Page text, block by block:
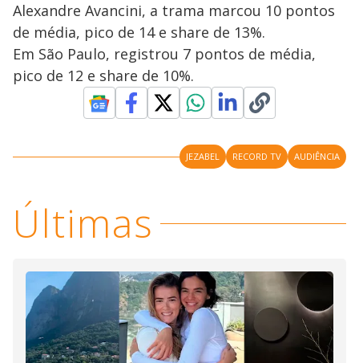
Alexandre Avancini, a trama marcou 10 pontos
de média, pico de 14 e share de 13%.
Em São Paulo, registrou 7 pontos de média,
pico de 12 e share de 10%.
JEZABEL RECORD TV AUDIÊNCIA
Últimas